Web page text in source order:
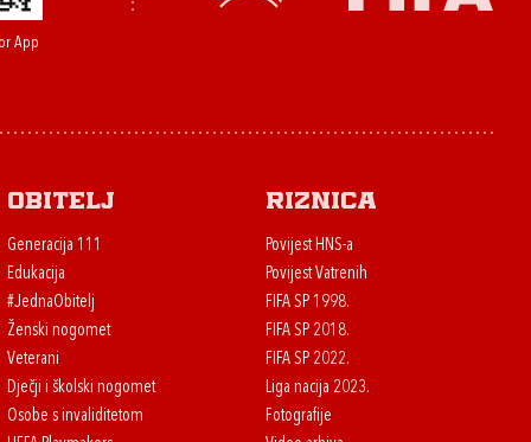
App
Obitelj
Generacija 111
Edukacija
#JednaObitelj
Ženski nogomet
Veterani
Dječji i školski nogomet
Osobe s invaliditetom
Riznica
Povijest HNS-a
Povijest Vatrenih
FIFA SP 1998.
FIFA SP 2018.
FIFA SP 2022.
Liga nacija 2023.
Fotografije